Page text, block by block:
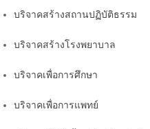
บริจาคสร้างสถานปฏิบัติธรรม
บริจาคสร้างโรงพยาบาล
บริจาคเพื่อการศึกษา
บริจาคเพื่อการแพทย์